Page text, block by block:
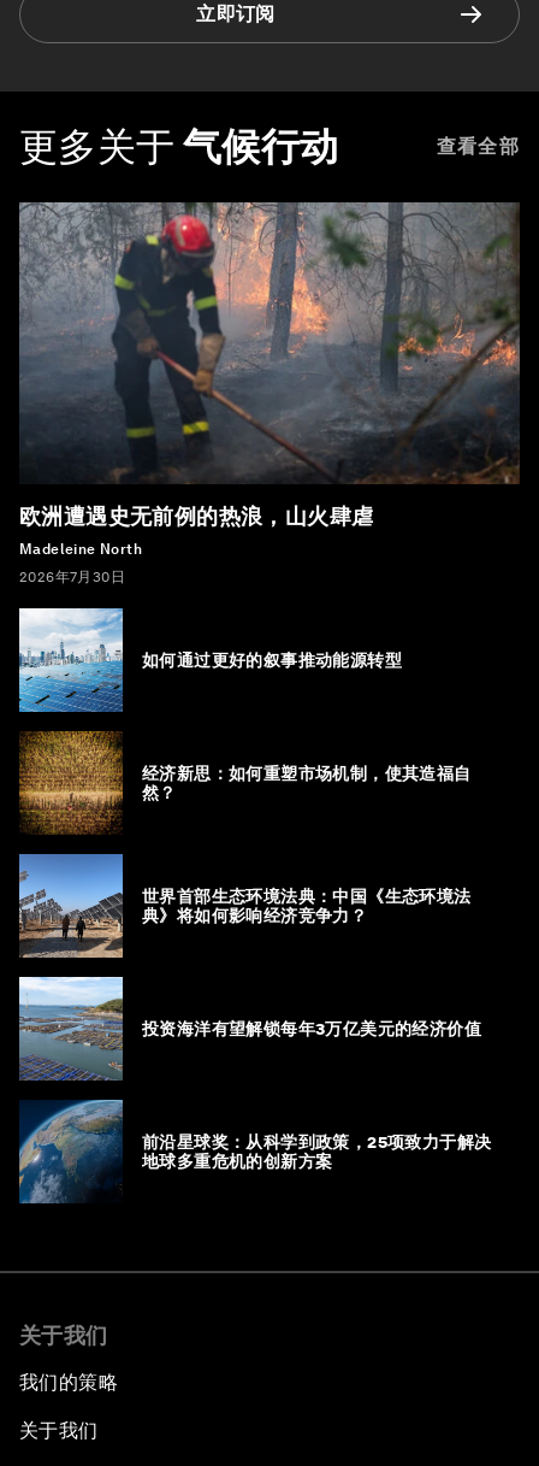
立即订阅
更多关于 气候行动 查看全部
欧洲遭遇史无前例的热浪，山火肆虐
Madeleine North
2026年7月30日
如何通过更好的叙事推动能源转型
经济新思：如何重塑市场机制，使其造福自
然？
世界首部生态环境法典：中国《生态环境法
典》将如何影响经济竞争力？
投资海洋有望解锁每年3万亿美元的经济价值
前沿星球奖：从科学到政策，25项致力于解决
地球多重危机的创新方案
关于我们
我们的策略
关于我们